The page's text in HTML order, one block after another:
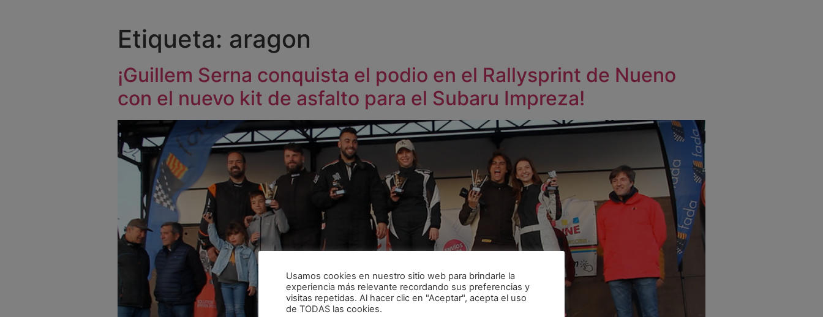
Etiqueta: aragon
¡Guillem Serna conquista el podio en el Rallysprint de Nueno
con el nuevo kit de asfalto para el Subaru Impreza!
Usamos cookies en nuestro sitio web para brindarle la
experiencia más relevante recordando sus preferencias y
visitas repetidas. Al hacer clic en "Aceptar", acepta el uso
de TODAS las cookies.